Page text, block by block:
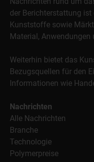
der Berichterstattung
Kunststoffe sowie
Material, Anwendungen
Weiterhin bietet das
Bezugsquellen für den
Informationen wie
Nachrichten
Alle Nachrichten
Branche
Technologie
Polymerpreise